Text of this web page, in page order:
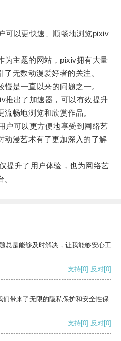
以更快速、顺畅地浏览pixiv
主题的网站，pixiv拥有大量
无数动漫爱好者的关注。
是一直以来的问题之一。
出了加速器，可以有效提升
畅地浏览和欣赏作品。
可以更方便地享受到网络艺
动漫艺术有了更加深入的了解
升了用户体验，也为网络艺
总是能够及时解决，让我能够安心工
支持[0] 反对[0]
带来了无限的隐私保护和安全性保
支持[0] 反对[0]